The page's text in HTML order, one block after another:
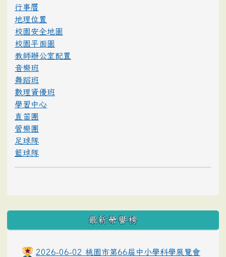
行事曆
地理位置
校園安全地圖
校園平面圖
教師辦公室配置
音樂班
舞蹈班
數理資優班
學習中心
直笛團
管樂團
足球隊
籃球隊
最新榮譽榜
2026-06-02 桃園市第66屆中小學科學展覽會